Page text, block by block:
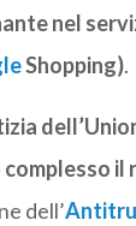
nel
Shopping).
il
dell’